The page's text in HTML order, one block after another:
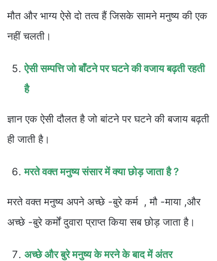
मौत और भाग्य ऐसे दो तत्व हैं जिसके सामने मनुष्य की एक
नहीं चलती।
ऐसी सम्पत्ति जो बाँटने पर घटने की वजाय बढ़ती रहती
है
ज्ञान एक ऐसी दौलत है जो बांटने पर घटने की बजाय बढ़ती
ही जाती है।
मरते वक्त मनुष्य संसार में क्या छोड़ जाता है ?
मरते वक्त मनुष्य अपने अच्छे -बुरे कर्म , मौ -माया ,और
अच्छे -बुरे कर्मों दुवारा प्राप्त किया सब छोड़ जाता है।
अच्छे और बुरे मनुष्य के मरने के बाद में अंतर